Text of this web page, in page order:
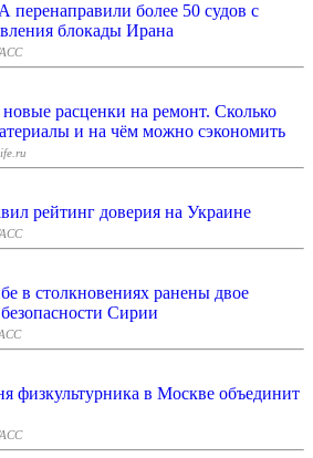
более 50 судов с
блокады Ирана
расценки на ремонт. Сколько
и на чём можно сэкономить
рейтинг доверия на Украине
в столкновениях ранены двое
Сирии
физкультурника в Москве объединит